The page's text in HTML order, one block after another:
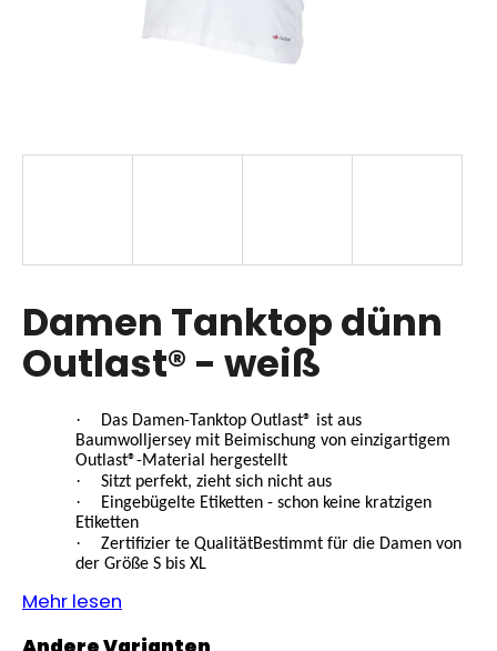
Damen Tanktop dünn
Outlast® - weiß
·
Das Damen-Tanktop Outlast® ist aus
Baumwolljersey mit Beimischung von einzigartigem
Outlast®-Material hergestellt
· Sitzt perfekt, zieht sich nicht aus
·
Eingebügelte Etiketten - schon keine kratzigen
Etiketten
·
Zertifizier te QualitätBestimmt für die Damen von
der Größe S bis XL
Mehr lesen
p
f
e
h
MITWACHSHOSE
MUSTER
€27,08